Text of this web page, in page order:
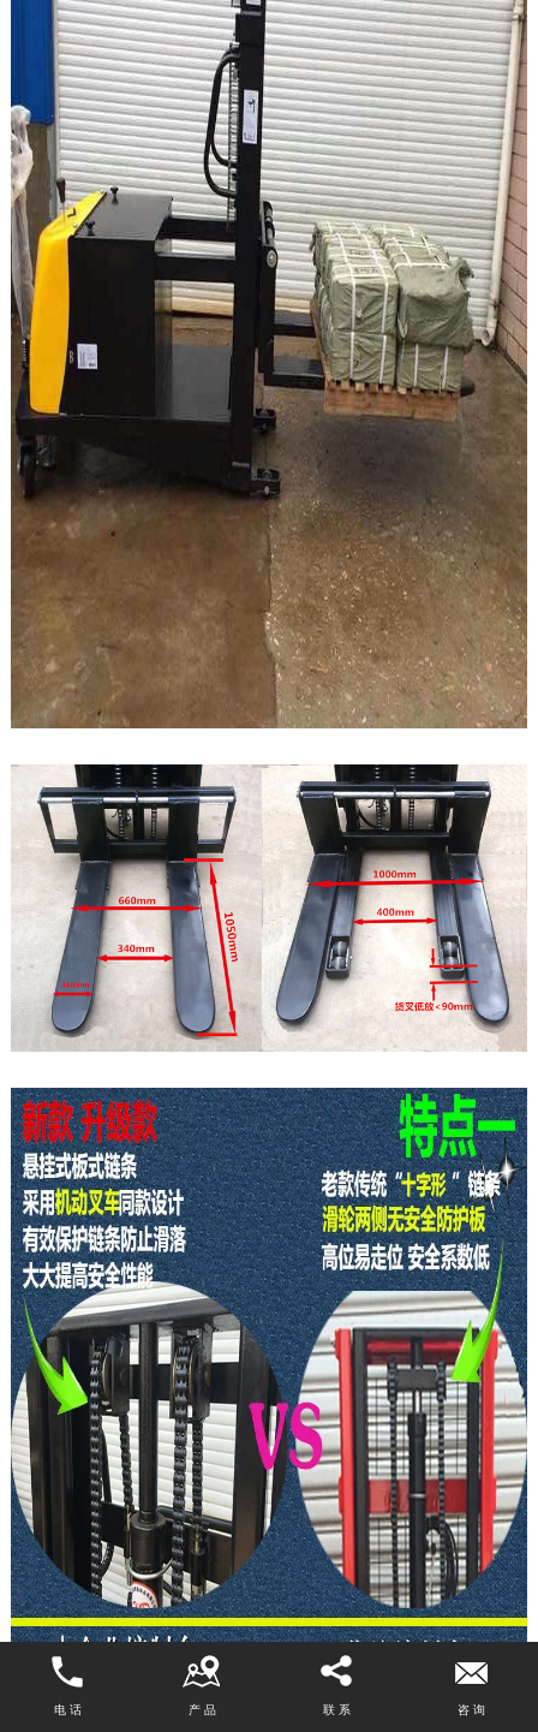
电 话 产 品 联 系 咨 询